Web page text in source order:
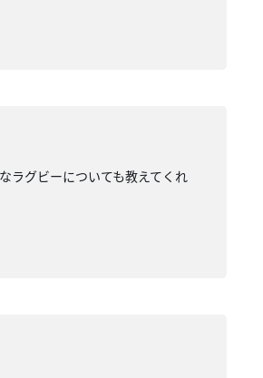
ラグビーについても教えてくれ